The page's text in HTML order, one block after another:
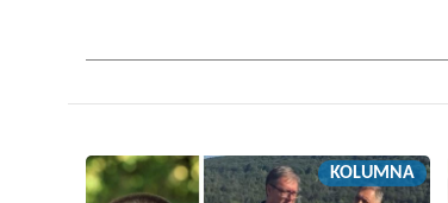
KOLUMNA